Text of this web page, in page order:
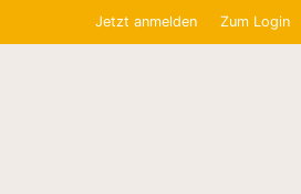
Jetzt anmelden Zum Login